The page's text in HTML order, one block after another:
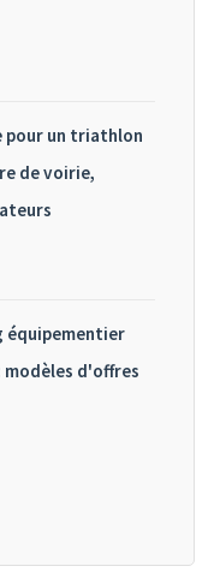
pour un triathlon
de voirie,
équipementier
d'offres